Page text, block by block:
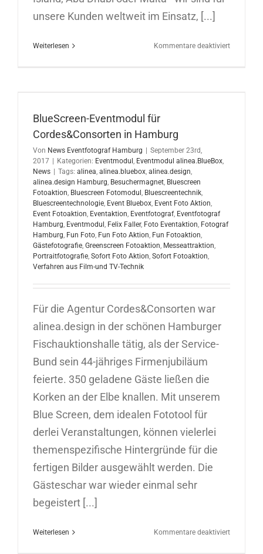
unsere Kunden weltweit im Einsatz, [...]
Weiterlesen Kommentare deaktiviertfür
BlueScreen-Eventmodul für
Cordes&Consorten in Hamburg
Von News Eventfotograf Hamburg
September 23rd,
2017
Kategorien: Eventmodul , Eventmodul alinea.BlueBox,
News
Tags: alinea, alinea.bluebox, alinea.design,
alinea.design Hamburg, Besuchermagnet, Bluescreen
Fotoaktion, Bluescreen Fotomodul , Bluescreentechnik,
Bluescreentechnologie, Event Bluebox, Event Foto Aktion,
Event Fotoaktion, Eventaktion, Eventfotograf, Eventfotograf
Hamburg, Eventmodul , Felix Faller, Foto Eventaktion, Fotograf
Hamburg, Fun Foto, Fun Foto Aktion, Fun Fotoaktion,
Gästefotografie, Greenscreen Fotoaktion, Messeattraktion,
Portraitfotografie, Sofort Foto Aktion, Sofort Fotoaktion,
Verfahren aus Film-und TV-Technik
Für die Agentur Cordes&Consorten war
alinea.design in der schönen Hamburger
Fischauktionshalle tätig, als der Service-
Bund sein 44-jähriges Firmenjubiläum
feierte. 350 geladene Gäste ließen die
Korken an der Elbe knallen. Mit unserem
Blue Screen, dem idealen Fototool für
derlei Veranstaltungen, können vielerlei
themenspezifische Hintergründe für die
fertigen Bilder ausgewählt werden. Die
Gästeschar war wieder einmal sehr
begeistert [...]
Weiterlesen Kommentare deaktiviertfür